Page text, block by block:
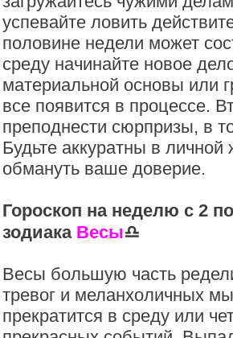
успевайте ловить
половине недели может
среду начинайте новое
материальной основы или
все появится в процессе.
преподнести сюрпризы, в
Будьте аккуратны в
обмануть ваше доверие.
Гороскоп на неделю с 2
зодиака Весы♎️
Весы большую часть
тревог и меланхоличных
прекратится в среду или